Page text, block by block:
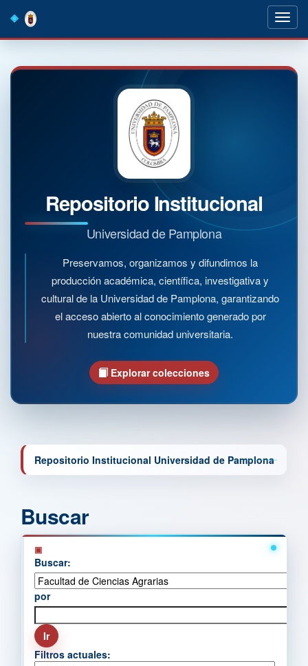
navigation
Repositorio Institucional
Universidad de Pamplona
Preservamos, organizamos y difundimos la
producción académica, científica, investigativa y
cultural de la Universidad de Pamplona, garantizando
el acceso abierto al conocimiento generado por
nuestra comunidad universitaria.
Explorar colecciones
Repositorio Institucional Universidad de Pamplona
Buscar
Buscar:
por
Filtros actuales: